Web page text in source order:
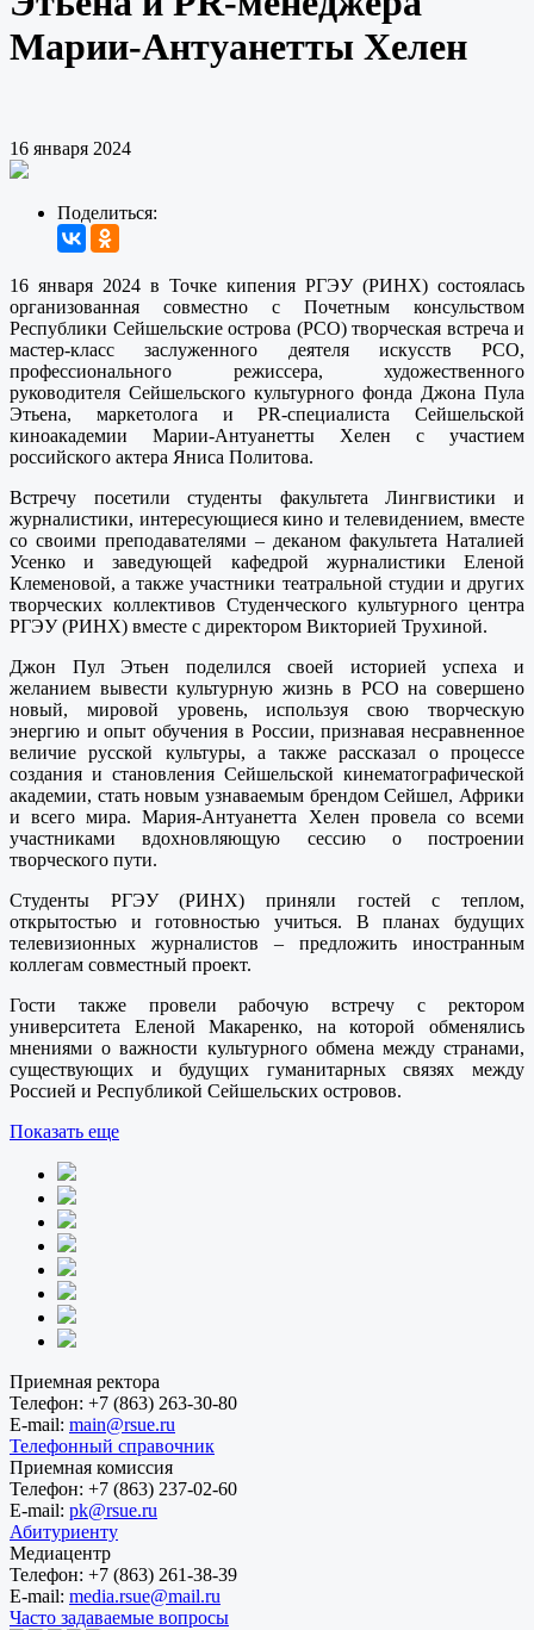
Марии-Антуанетты Хелен
16 января 2024
Поделиться:
16 января 2024 в Точке кипения РГЭУ (РИНХ) состоялась
организованная совместно с Почетным консульством
Республики Сейшельские острова (РСО) творческая встреча и
мастер-класс заслуженного деятеля искусств РСО,
профессионального режиссера, художественного
руководителя Сейшельского культурного фонда Джона Пула
Этьена, маркетолога и PR-специалиста Сейшельской
киноакадемии Марии-Антуанетты Хелен с участием
российского актера Яниса Политова.
Встречу посетили студенты факультета Лингвистики и
журналистики, интересующиеся кино и телевидением, вместе
со своими преподавателями – деканом факультета Наталией
Усенко и заведующей кафедрой журналистики Еленой
Клеменовой, а также участники театральной студии и других
творческих коллективов Студенческого культурного центра
РГЭУ (РИНХ) вместе с директором Викторией Трухиной.
Джон Пул Этьен поделился своей историей успеха и
желанием вывести культурную жизнь в РСО на совершено
новый, мировой уровень, используя свою творческую
энергию и опыт обучения в России, признавая несравненное
величие русской культуры, а также рассказал о процессе
создания и становления Сейшельской кинематографической
академии, стать новым узнаваемым брендом Сейшел, Африки
и всего мира. Мария-Антуанетта Хелен провела со всеми
участниками вдохновляющую сессию о построении
творческого пути.
Студенты РГЭУ (РИНХ) приняли гостей с теплом,
открытостью и готовностью учиться. В планах будущих
телевизионных журналистов – предложить иностранным
коллегам совместный проект.
Гости также провели рабочую встречу с ректором
университета Еленой Макаренко, на которой обменялись
мнениями о важности культурного обмена между странами,
существующих и будущих гуманитарных связях между
Россией и Республикой Сейшельских островов.
Показать еще
Приемная ректора
Телефон: +7 (863) 263-30-80
E-mail: main@rsue.ru
Телефонный справочник
Приемная комиссия
Телефон: +7 (863) 237-02-60
E-mail: pk@rsue.ru
Абитуриенту
Медиацентр
Телефон: +7 (863) 261-38-39
E-mail: media.rsue@mail.ru
Часто задаваемые вопросы